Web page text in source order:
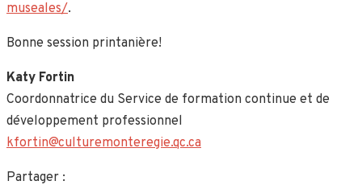
museales/.
Bonne session printanière!
Katy Fortin
Coordonnatrice du Service de formation continue et de
développement professionnel
kfortin@culturemonteregie.qc.ca
Partager :